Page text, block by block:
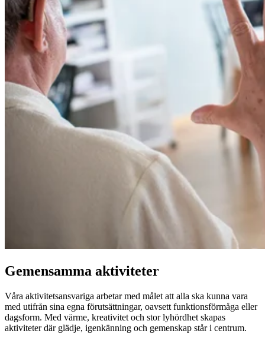
Gemensamma aktiviteter
Våra aktivitetsansvariga arbetar med målet att alla ska kunna vara
med utifrån sina egna förutsättningar, oavsett funktionsförmåga eller
dagsform. Med värme, kreativitet och stor lyhördhet skapas
aktiviteter där glädje, igenkänning och gemenskap står i centrum.